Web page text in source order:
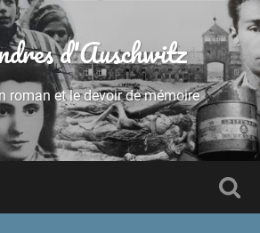
d'Auschwitz
roman et le devoir de mémoire